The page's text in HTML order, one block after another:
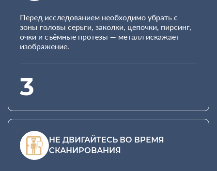
Перед исследованием необходимо убрать с
зоны головы серьги, заколки, цепочки, пирсинг,
очки и съёмные протезы — металл искажает
изображение.
3
НЕ ДВИГАЙТЕСЬ ВО ВРЕМЯ
СКАНИРОВАНИЯ